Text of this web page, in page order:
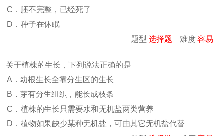
C．胚不完整，已经死了
D．种子在休眠
题型 选择题 难度 容易
关于植株的生长，下列说法正确的是
A．幼根生长全靠分生区的生长
B．芽有分生组织，能长成枝条
C．植株的生长只需要水和无机盐两类营养
D．植物如果缺少某种无机盐，可由其它无机盐代替